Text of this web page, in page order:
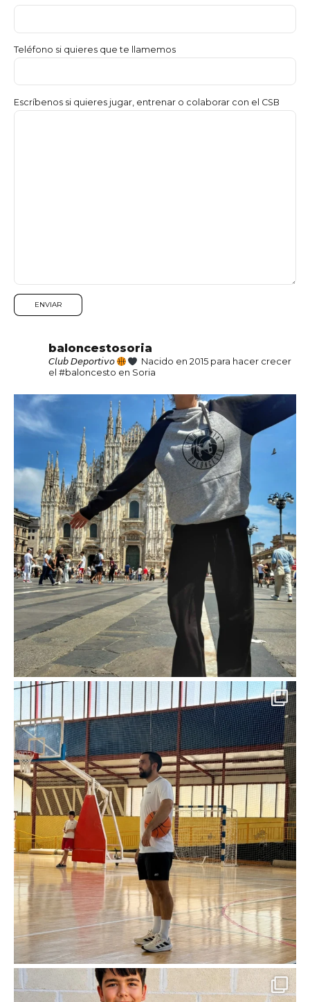
Teléfono si quieres que te llamemos
Escríbenos si quieres jugar, entrenar o colaborar con el CSB
baloncestosoria
𝘊𝘭𝘶𝘣 𝘋𝘦𝘱𝘰𝘳𝘵𝘪𝘷𝘰
Nacido en 2015 para hacer crecer
el #baloncesto en Soria